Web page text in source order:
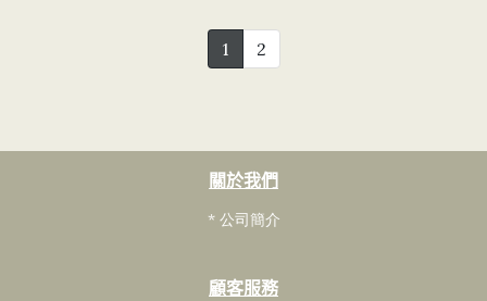
1 2
關於我們
* 公司簡介
顧客服務